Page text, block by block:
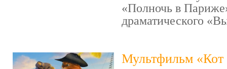
«Полночь в
драматического
Мультфильм «Кот